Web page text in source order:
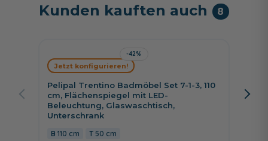
Kunden kauften auch 8
-42%
Pelipal Trentino Badmöbel Set 7-1-3, 110
cm, Flächenspiegel mit LED-
Beleuchtung, Glaswaschtisch,
Unterschrank
110 cm 50 cm
Jetzt konfigurieren!
cm,